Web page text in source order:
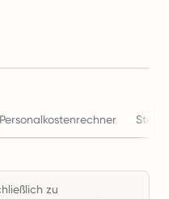
Personalkostenrechner
zu